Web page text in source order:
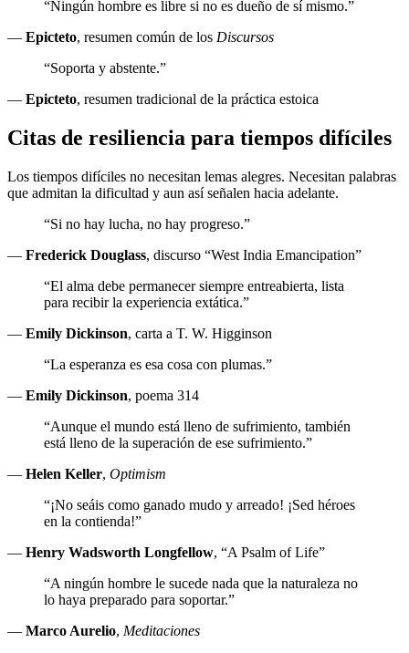
“Ningún hombre es libre si no es dueño de sí mismo.”
— Epicteto, resumen común de los Discursos
“Soporta y abstente.”
— Epicteto, resumen tradicional de la práctica estoica
Citas de resiliencia para tiempos difíciles
Los tiempos difíciles no necesitan lemas alegres. Necesitan palabras
que admitan la dificultad y aun así señalen hacia adelante.
“Si no hay lucha, no hay progreso.”
— Frederick Douglass, discurso “West India Emancipation”
“El alma debe permanecer siempre entreabierta, lista
para recibir la experiencia extática.”
— Emily Dickinson, carta a T. W. Higginson
“La esperanza es esa cosa con plumas.”
— Emily Dickinson, poema 314
“Aunque el mundo está lleno de sufrimiento, también
está lleno de la superación de ese sufrimiento.”
— Helen Keller, Optimism
“¡No seáis como ganado mudo y arreado! ¡Sed héroes
en la contienda!”
— Henry Wadsworth Longfellow, “A Psalm of Life”
“A ningún hombre le sucede nada que la naturaleza no
lo haya preparado para soportar.”
— Marco Aurelio, Meditaciones